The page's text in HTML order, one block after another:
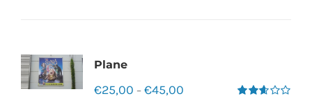
Plane
€25,00 – €45,00